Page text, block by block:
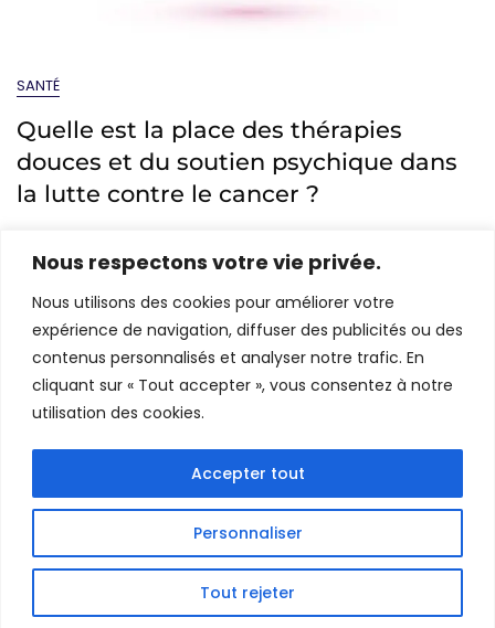
Nous respectons votre vie privée.
Nous utilisons des cookies pour améliorer votre
expérience de navigation, diffuser des publicités ou des
contenus personnalisés et analyser notre trafic. En
cliquant sur « Tout accepter », vous consentez à notre
utilisation des cookies.
Personnaliser
Tout rejeter
Accepter tout
SANTÉ
Quelle est la place des thérapies
douces et du soutien psychique dans
la lutte contre le cancer ?
J’ai récemment participé à un séminaire portant sur le
thème de l’intérêt des I.N.M. dans la lutte contre le
cancer. I.N.M. est le sigle qui désigne les Interventions
Non Médicamenteuses. Cela regroupe toutes
pratiques de médecine douce, de pratiques bien-être,
Mentions Légales-Politique de Confidentialité- Gutener
Medical Theme byKeon Themes